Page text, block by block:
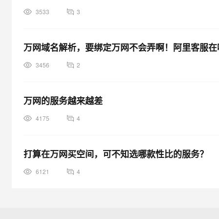
3533 3
万网域名解析，要绑定万网不会弄啊！阿里客服
3456 2
万网的服务越来越差
4175 4
打算在万网买空间，可不知选哪款性比的服务？
6121 4